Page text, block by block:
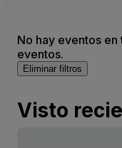
No hay eventos
eventos.
Eliminar filtros
Visto